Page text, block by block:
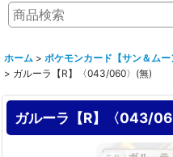
ホーム > ポケモンカード【サン＆ムー
> ガルーラ【R】〈043/060〉(無)
ガルーラ【R】〈043/